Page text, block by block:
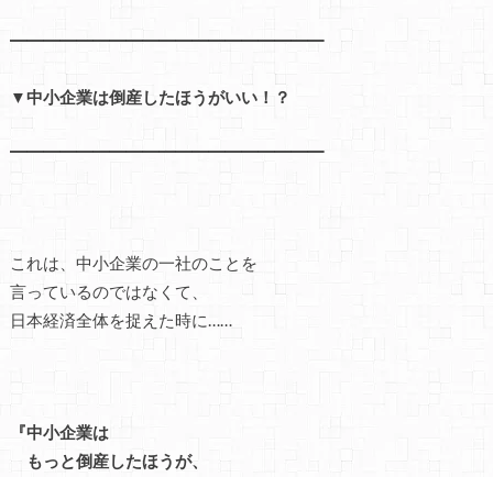
━━━━━━━━━━━━━━━━━━━
▼中小企業は倒産したほうがいい！？
━━━━━━━━━━━━━━━━━━━
これは、中小企業の一社のことを
言っているのではなくて、
日本経済全体を捉えた時に……
『中小企業は
もっと倒産したほうが、